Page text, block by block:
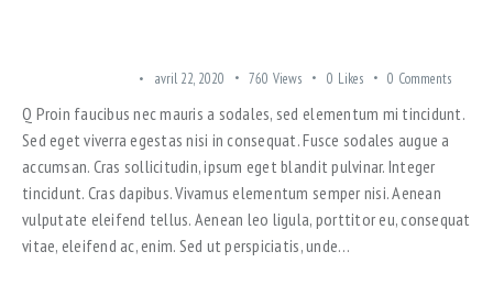
avril 22, 2020 760 Views 0 Likes 0 Comments
Q Proin faucibus nec mauris a sodales, sed elementum mi tincidunt.
Sed eget viverra egestas nisi in consequat. Fusce sodales augue a
accumsan. Cras sollicitudin, ipsum eget blandit pulvinar. Integer
tincidunt. Cras dapibus. Vivamus elementum semper nisi. Aenean
vulputate eleifend tellus. Aenean leo ligula, porttitor eu, consequat
vitae, eleifend ac, enim. Sed ut perspiciatis, unde…